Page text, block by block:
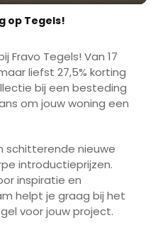
op Tegels!
Tegels! Van 17
liefst 27,5% korting
bij een besteding
om jouw woning een
schitterende nieuwe
introductieprijzen.
inspiratie en
helpt je graag bij het
voor jouw project.